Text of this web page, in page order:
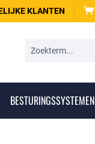
KLANTEN
BESTURINGSSYSTEMEN